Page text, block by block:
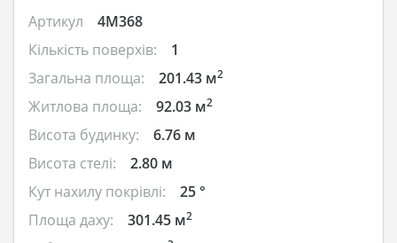
Артикул
4M368
Кількість поверхів:
1
Загальна площа:
201.43 м2
Житлова площа: 92.03 м2
Висота будинку:
6.76 м
Висота стелі:
2.80 м
Кут нахилу покрівлі:
25 °
Площа даху:
301.45 м2